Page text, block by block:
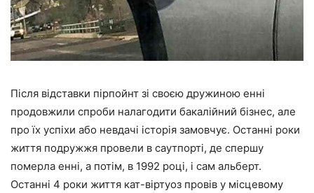
Після відставки пірпойнт зі своєю дружиною енні
продовжили спроби налагодити бакалійний бізнес, але
про їх успіхи або невдачі історія замовчує. Останні роки
життя подружжя провели в саутпорті, де спершу
померла енні, а потім, в 1992 році, і сам альберт.
Останні 4 роки життя кат-віртуоз провів у місцевому